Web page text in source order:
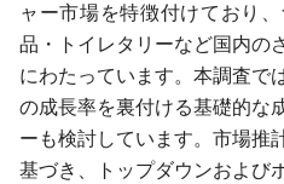
ャー市場を特徴付けており
品・トイレタリーなど国内の
にわたっています。本調査で
の成長率を裏付ける基礎的な
ーも検討しています。市場推
基づき、トップダウンおよび